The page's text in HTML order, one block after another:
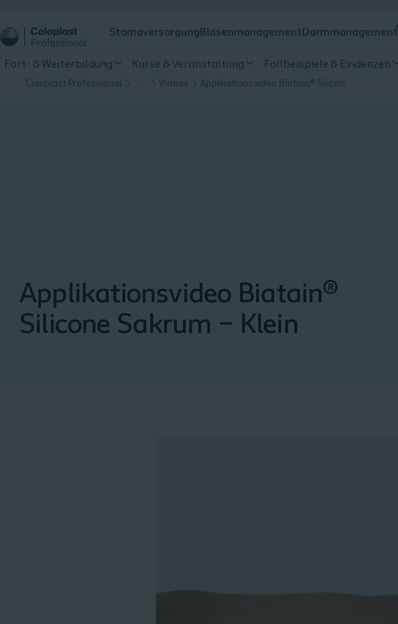
Stomaversorgung Blasenmanagement Darmmanagement
Fort- & Weiterbildung Kurse & Veranstaltung Fallbeispiele & Evidenzen
Coloplast Professional Videos
Applikationsvideo Biatain®
Silicone Sakrum – Klein